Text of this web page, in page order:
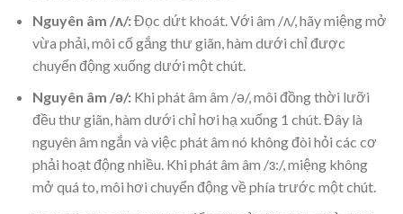
Nguyên âm /ʌ/:Đọc dứt khoát. Với âm /ʌ/, hãy miệng mở
vừa phải, môi cố gắng thư giãn, hàm dưới chỉ được
chuyển động xuống dưới một chút.
Nguyên âm /ə/: Khi phát âm âm /ə/, môi đồng thời lưỡi
đều thư giãn, hàm dưới chỉ hơi hạ xuống 1 chút. Đây là
nguyên âm ngắn và việc phát âm nó không đòi hỏi các cơ
phải hoạt động nhiều. Khi phát âm âm /ɜ:/, miệng không
mở quá to, môi hơi chuyển động về phía trước một chút.